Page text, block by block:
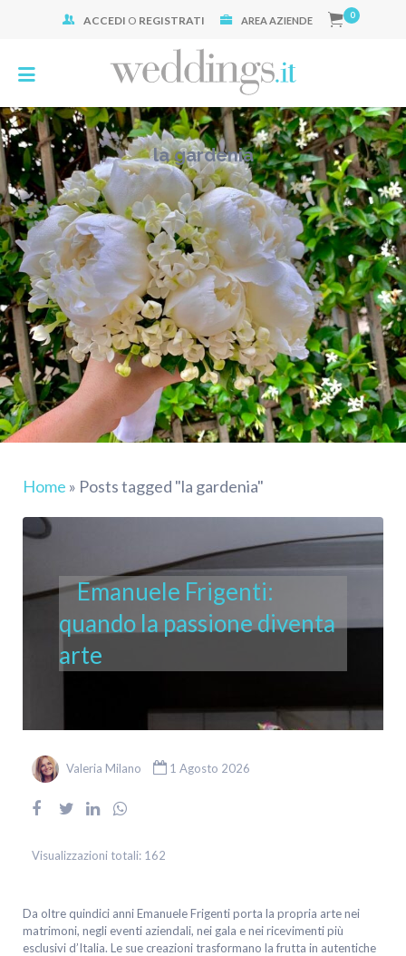
ACCEDI O REGISTRATI AREA AZIENDE 0
la gardenia
Home » Posts tagged "la gardenia"
Emanuele Frigenti:
quando la passione diventa
arte
Valeria Milano 1 Agosto 2026
Visualizzazioni totali: 162
Da oltre quindici anni Emanuele Frigenti porta la propria arte nei
matrimoni, negli eventi aziendali, nei gala e nei ricevimenti più
esclusivi d’Italia. Le sue creazioni trasformano la frutta in autentiche